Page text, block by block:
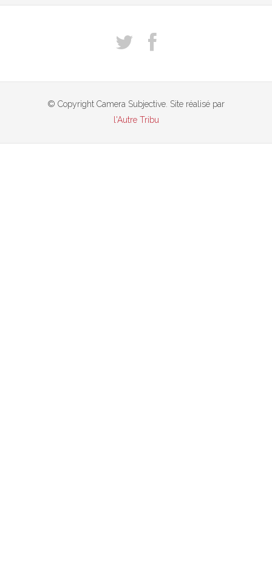
© Copyright Camera Subjective. Site réalisé par
l'Autre Tribu